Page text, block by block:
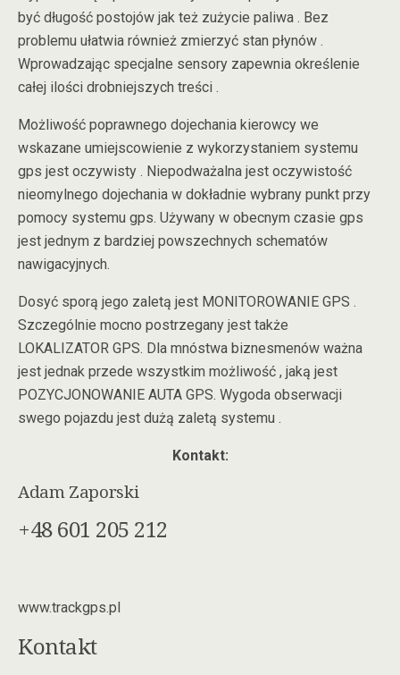
być długość postojów jak też zużycie paliwa . Bez
problemu ułatwia również zmierzyć stan płynów .
Wprowadzając specjalne sensory zapewnia określenie
całej ilości drobniejszych treści .
Możliwość poprawnego dojechania kierowcy we
wskazane umiejscowienie z wykorzystaniem systemu
gps jest oczywisty . Niepodważalna jest oczywistość
nieomylnego dojechania w dokładnie wybrany punkt przy
pomocy systemu gps. Używany w obecnym czasie gps
jest jednym z bardziej powszechnych schematów
nawigacyjnych.
Dosyć sporą jego zaletą jest MONITOROWANIE GPS .
Szczególnie mocno postrzegany jest także
LOKALIZATOR GPS. Dla mnóstwa biznesmenów ważna
jest jednak przede wszystkim możliwość , jaką jest
POZYCJONOWANIE AUTA GPS. Wygoda obserwacji
swego pojazdu jest dużą zaletą systemu .
Kontakt:
Adam Zaporski
+48 601 205 212
www.trackgps.pl
Kontakt